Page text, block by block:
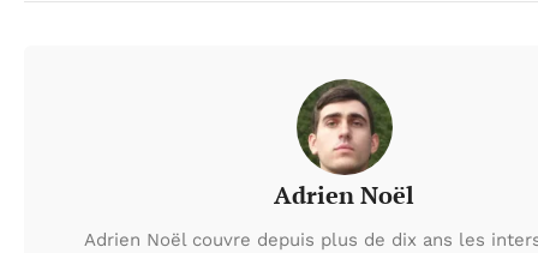
Adrien Noël
Adrien Noël couvre depuis plus de dix ans les